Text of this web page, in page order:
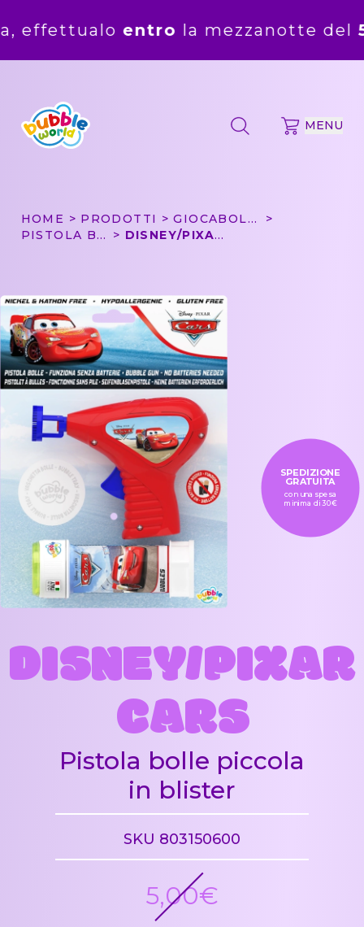
entrola mezzanotte del5 agosto
MENU
HOME PRODOTTI
GIOCABOLLE
PISTOLA BOLLE PICCOLA
DISNEY/PIXAR CARS - PISTOLA BOLLE PICCOLA BUBBLE WORLD IN BLISTER
DISNEY/PIXAR
CARS
Pistola bolle piccola
in blister
SKU 803150600
5,00€
SPEDIZIONE
GRATUITA
con una spesa
minima di 30€